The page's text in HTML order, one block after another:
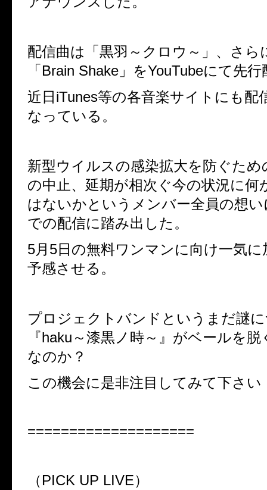
配信曲は「黒羽～クロウ～」、さら
「Brain Shake」をYouTubeにて先行
近日iTunes等の各音楽サイトにも配
なっている。
新型ウイルスの感染拡大を防ぐため
の中止、延期が相次ぐ今の状況に何
はないかというメンバー全員の想
での配信に踏み出した。
5月5日の無料ワンマンに向け一気
予感させる。
プロジェクトバンドというまだ謎
『haku～漆黒ノ時～』がベールを
なのか？
この機会に是非注目してみて下さい
====================
（PICK UP LIVE）